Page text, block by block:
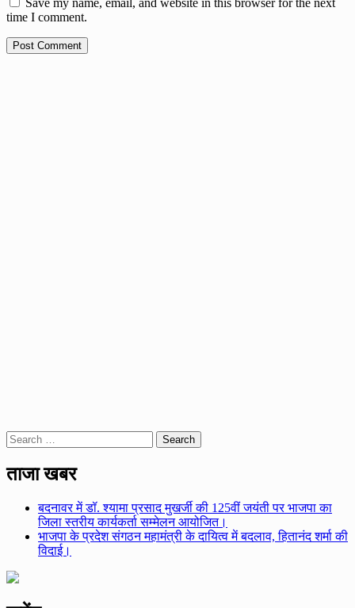
time I comment.
Search
for:
ताजा खबर
बदनावर में डॉ. श्यामा प्रसाद मुखर्जी की 125वीं जयंती पर भाजपा का
जिला स्तरीय कार्यकर्ता सम्मेलन आयोजित।
भाजपा के प्रदेश संगठन महामंत्री के दायित्व में बदलाव, हितानंद शर्मा की
विदाई।